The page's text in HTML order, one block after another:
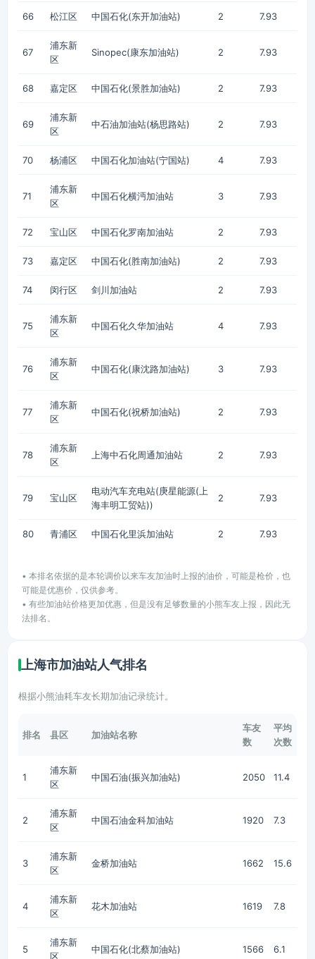
66 松江区 中国石化(东开加油站) 2 7.93
67
浦东新
区
Sinopec(康东加油站) 2 7.93
68 嘉定区 中国石化(景胜加油站) 2 7.93
69
浦东新
区
中石油加油站(杨思路站) 2 7.93
70 杨浦区 中国石化加油站(宁国站) 4 7.93
71
浦东新
区
中国石化横沔加油站 3 7.93
72 宝山区 中国石化罗南加油站 2 7.93
73 嘉定区 中国石化(胜南加油站) 2 7.93
74 闵行区 剑川加油站 2 7.93
75
浦东新
区
中国石化久华加油站 4 7.93
76
浦东新
区
中国石化(康沈路加油站) 3 7.93
77
浦东新
区
中国石化(祝桥加油站) 2 7.93
78
浦东新
区
上海中石化周通加油站 2 7.93
79 宝山区
电动汽车充电站(庚星能源(上
海丰明工贸站))
2 7.93
80 青浦区 中国石化里浜加油站 2 7.93
• 本排名依据的是本轮调价以来车友加油时上报的油价，可能是枪价，也
可能是优惠价，仅供参考。
• 有些加油站价格更加优惠，但是没有足够数量的小熊车友上报，因此无
法排名。
上海市加油站人气排名
根据小熊油耗车友长期加油记录统计。
排名 县区 加油站名称
车友
数
平均
次数
1
浦东新
区
中国石油(振兴加油站) 2050 11.4
2
浦东新
区
中国石油金科加油站 1920 7.3
3
浦东新
区
金桥加油站 1662 15.6
4
浦东新
区
花木加油站 1619 7.8
5
浦东新
区
中国石化(北蔡加油站) 1566 6.1